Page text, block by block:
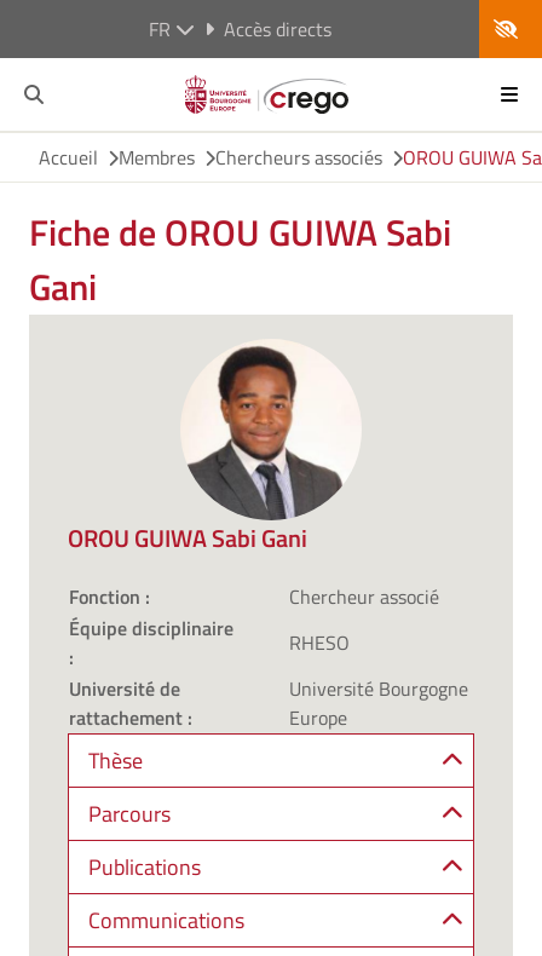
FR Accès directs
Accueil Membres Chercheurs associés OROU GUIWA
Fiche de OROU GUIWA Sabi
Gani
OROU GUIWA Sabi Gani
Fonction :
Chercheur associé
Équipe disciplinaire
:
RHESO
Université de
rattachement :
Université Bourgogne
Europe
Thèse
Parcours
Publications
Communications